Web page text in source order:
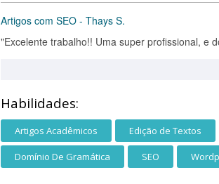
Artigos com SEO - Thays S.
"Excelente trabalho!! Uma super profissional, e
Habilidades:
Artigos Acadêmicos Edição de Textos
Domínio De Gramática SEO